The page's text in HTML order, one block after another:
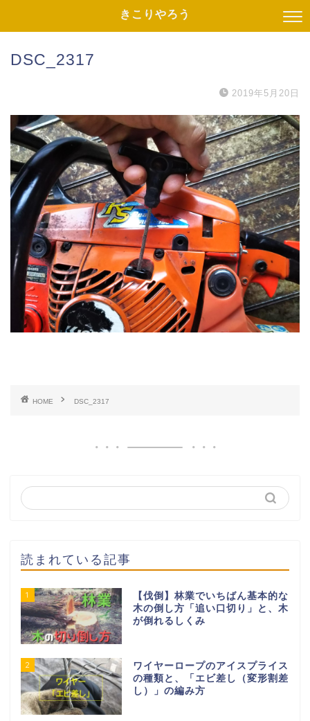
きこりやろう
DSC_2317
2019年5月20日
HOME DSC_2317
読まれている記事
1
【伐倒】林業でいちばん基本的な
木の倒し方「追い口切り」と、木
が倒れるしくみ
2
ワイヤーロープのアイスプライス
の種類と、「エビ差し（変形割差
し）」の編み方